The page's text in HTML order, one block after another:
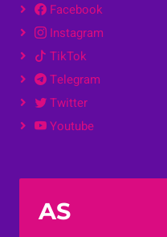
Facebook
Instagram
TikTok
Telegram
Twitter
Youtube
AS